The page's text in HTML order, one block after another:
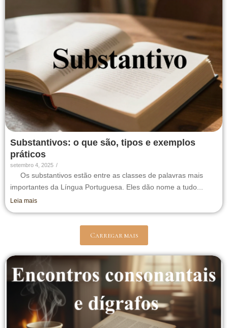
Substantivos: o que são, tipos e exemplos
práticos
setembro 4, 2025 /
Os substantivos estão entre as classes de palavras mais
importantes da Língua Portuguesa. Eles dão nome a tudo...
Leia mais
Carregar mais